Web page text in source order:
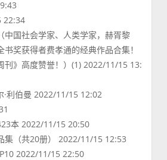
22:34
中国社会学家、人类学家，赫胥黎
奖获得者费孝通的经典作品合集！
刊》高度赞誉！）(1) 2022/11/15 13:
·利伯曼 2022/11/15 12:02
本 2022/11/15 20:50
集（共20册） 2022/11/15 12:53
2022/11/15 22:50